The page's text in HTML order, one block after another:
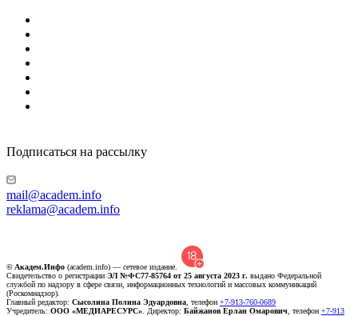
Подписаться на рассылку
mail@academ.info
reklama@academ.info
© Академ.Инфо (academ.info) — сетевое издание.
Свидетельство о регистрации ЭЛ №ФС77-85764 от 25 августа 2023 г. выдано Федеральной
службой по надзору в сфере связи, информационных технологий и массовых коммуникаций
(Роскомнадзор).
Главный редактор: Сысолина Полина Эдуардовна , телефон +7-913-760-0689
Учредитель: ООО «МЕДИАРЕСУРС» . Директор: Байжанов Ерлан Омарович , телефон +7-913